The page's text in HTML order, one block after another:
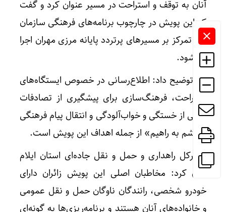
آنان به توقف و استراحت در مسیر عنوان کرد و گفت
که این پویش در چارچوب برنامه‌های فرهنگی سازمان
و با تمرکز بر مسیرهای پرتردد پایانه مرزی مهران اجرا
می‌شود.
وی توضیح داد: اطلاع‌رسانی در خصوص ایستگاه‌های
استراحت، فرهنگ‌سازی برای پیشگیری از تصادفات
ناشی از خستگی و خواب‌آلودگی و انتقال پیام فرهنگی
«چشم به راهیم» از جمله اهداف این پویش است.
مدیرکل راهداری و حمل‌ و نقل جاده‌ای استان ایلام
بیان کرد: مخاطبان اصلی این پویش زائران دارای
خودرو شخصی، رانندگان ناوگان حمل‌ و نقل عمومی
و خانواده‌های آنان هستند و برنامه‌ریزی‌ها به‌ گونه‌ای